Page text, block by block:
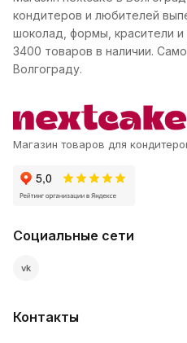
кондитеров и любителей
шоколад, формы, красители
3400 товаров в наличии.
Волгограду.
Магазин товаров для
Социальные сети
vk
Контакты